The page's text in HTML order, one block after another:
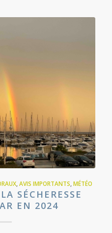
, AVIS IMPORTANTS MÉTÉO
SÉCHERESSE
EN 2024